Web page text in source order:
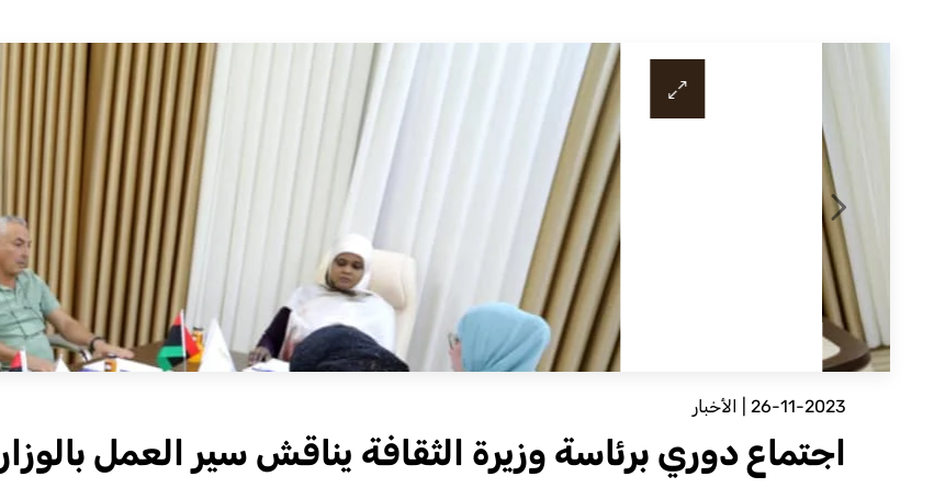
26-11-2023 الأخبار
اجتماع دوري برئاسة وزيرة الثقافة يناقش سير العمل